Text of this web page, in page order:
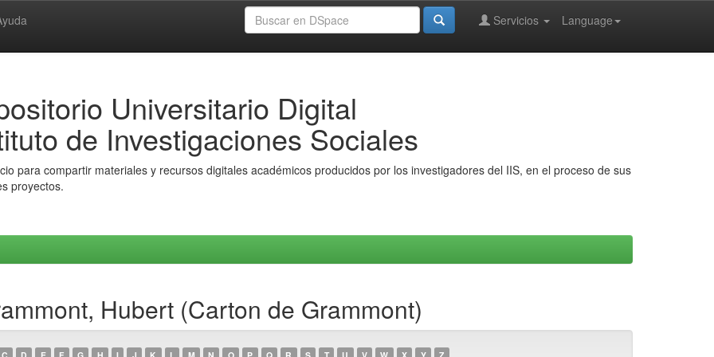
Language
Servicios
Universitario Digital
de Investigaciones Sociales
para compartir materiales y recursos digitales académicos producidos por los investigadores del IIS, en el proceso de sus
proyectos.
Hubert (Carton de Grammont)